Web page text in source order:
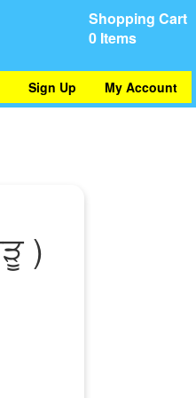
Shopping Cart
0 Items
My Account
Sign Up
)